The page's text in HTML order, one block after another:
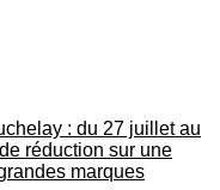
: du 27 juillet au
réduction sur une
marques